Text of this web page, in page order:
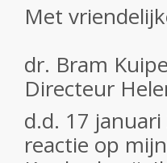
Met
dr. Bram
Directeur
d.d. 17
reactie op